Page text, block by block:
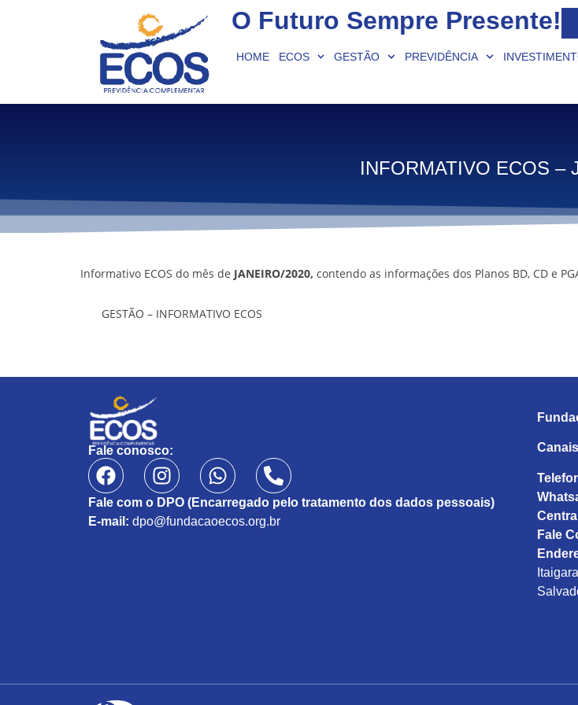
O Futuro Sempre Presente!
HOME ECOS GESTÃO PREVIDÊNCIA
INFORMATIVO ECOS –
Informativo ECOS do mês de JANEIRO/2020, contendo as informações dos Planos BD, CD e
GESTÃO – INFORMATIVO ECOS
Fale conosco:
Fale com o DPO (Encarregado pelo tratamento dos dados pessoais)
E-mail: dpo@fundacaoecos.org.br
Fale
Itaigara